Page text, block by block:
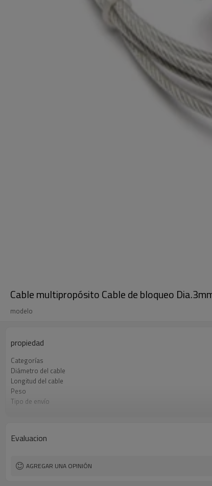
Cable multipropósito Cable de bloqueo
modelo
propiedad
Categorías
Diámetro del cable
Longitud del cable
Peso
Tipo de envío
Evaluacion
AGREGAR UNA OPINIÓN